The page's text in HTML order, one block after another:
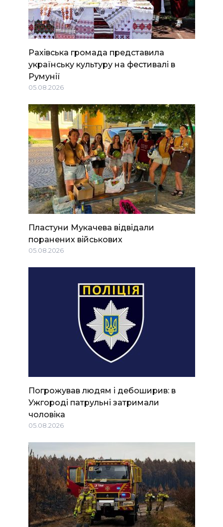
Рахівська громада представила
українську культуру на фестивалі в
Румунії
05.08.2026
Пластуни Мукачева відвідали
поранених військових
05.08.2026
Погрожував людям і дебоширив: в
Ужгороді патрульні затримали
чоловіка
05.08.2026